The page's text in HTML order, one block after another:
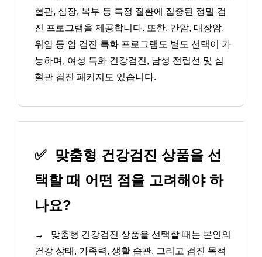
혈관, 심장, 복부 등 특정 질환에 집중된 정밀 검
진 프로그램을 제공합니다. 또한, 간암, 대장암,
위암 등 암 검진 특화 프로그램도 별도 선택이 가
능하며, 여성 특화 건강검진, 남성 전립선 및 심
혈관 검진 패키지도 있습니다.
✅
맞춤형 건강검진 상품을 선
택할 때 어떤 점을 고려해야 하
나요?
→
맞춤형 건강검진 상품을 선택할 때는 본인의
건강 상태, 가족력, 생활 습관, 그리고 검진 목적